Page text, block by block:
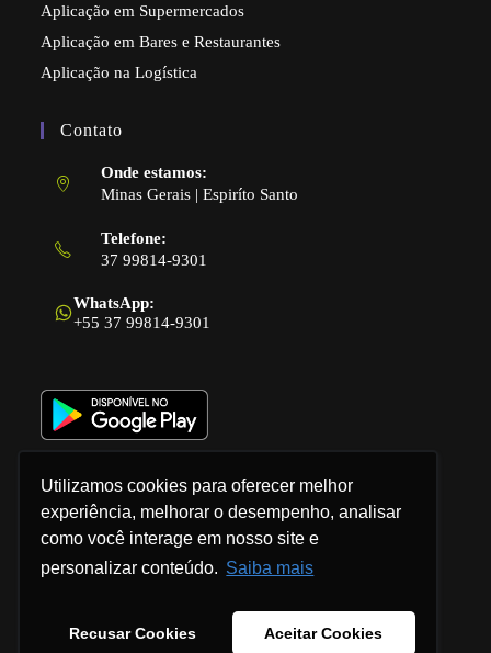
Utilizamos cookies para oferecer melhor
experiência, melhorar o desempenho, analisar
como você interage em nosso site e
personalizar conteúdo. Saiba mais
Recusar Cookies Aceitar Cookies
Aplicação em Supermercados
Aplicação em Bares e Restaurantes
Aplicação na Logística
Contato
Onde estamos:
Minas Gerais | Espiríto Santo
Telefone:
37 99814-9301
seu
aplicativo
WhatsApp:
+55 37 99814-9301
Política de Privacidade